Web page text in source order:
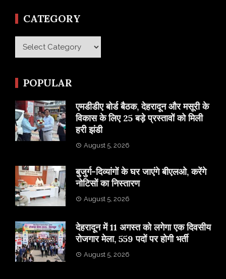
CATEGORY
Category
POPULAR
एमडीडीए बोर्ड बैठक, देहरादून और मसूरी के
विकास के लिए 25 बड़े प्रस्तावों को मिली
हरी झंडी
August 5, 2026
बुजुर्ग-दिव्यांगों के घर जाएंगे बीएलओ, करेंगे
नोटिसों का निस्तारण
August 5, 2026
​देहरादून में 11 अगस्त को लगेगा एक दिवसीय
रोजगार मेला, 559 पदों पर होगी भर्ती
August 5, 2026